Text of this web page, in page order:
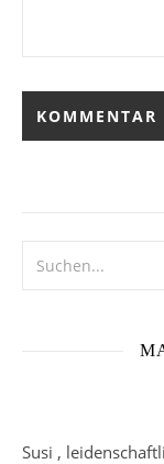
Susi ,